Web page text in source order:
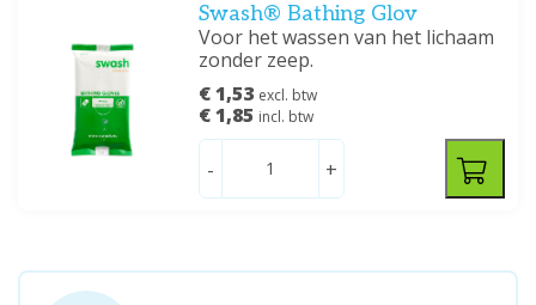
Swash® Bathing Glov
Voor het wassen van het lichaam
zonder zeep.
€ 1,53 excl. btw
€ 1,85 incl. btw
- +